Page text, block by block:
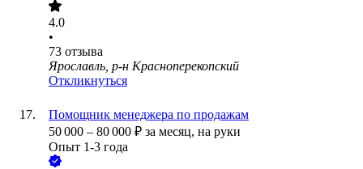
4.0
•
73 отзыва
Ярославль, р-н Красноперекопский
Откликнуться
Помощник менеджера по продажам
50 000 – 80 000 ₽ за месяц, на руки
Опыт 1-3 года